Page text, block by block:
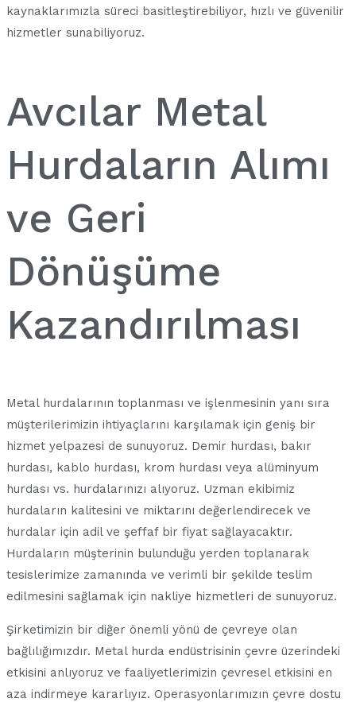
kaynaklarımızla süreci basitleştirebiliyor, hızlı ve güvenilir
hizmetler sunabiliyoruz.
Avcılar Metal
Hurdaların Alımı
ve Geri
Dönüşüme
Kazandırılması
Metal hurdalarının toplanması ve işlenmesinin yanı sıra
müşterilerimizin ihtiyaçlarını karşılamak için geniş bir
hizmet yelpazesi de sunuyoruz. Demir hurdası, bakır
hurdası, kablo hurdası, krom hurdası veya alüminyum
hurdası vs. hurdalarınızı alıyoruz. Uzman ekibimiz
hurdaların kalitesini ve miktarını değerlendirecek ve
hurdalar için adil ve şeffaf bir fiyat sağlayacaktır.
Hurdaların müşterinin bulunduğu yerden toplanarak
tesislerimize zamanında ve verimli bir şekilde teslim
edilmesini sağlamak için nakliye hizmetleri de sunuyoruz.
Şirketimizin bir diğer önemli yönü de çevreye olan
bağlılığımızdır. Metal hurda endüstrisinin çevre üzerindeki
etkisini anlıyoruz ve faaliyetlerimizin çevresel etkisini en
aza indirmeye kararlıyız. Operasyonlarımızın çevre dostu